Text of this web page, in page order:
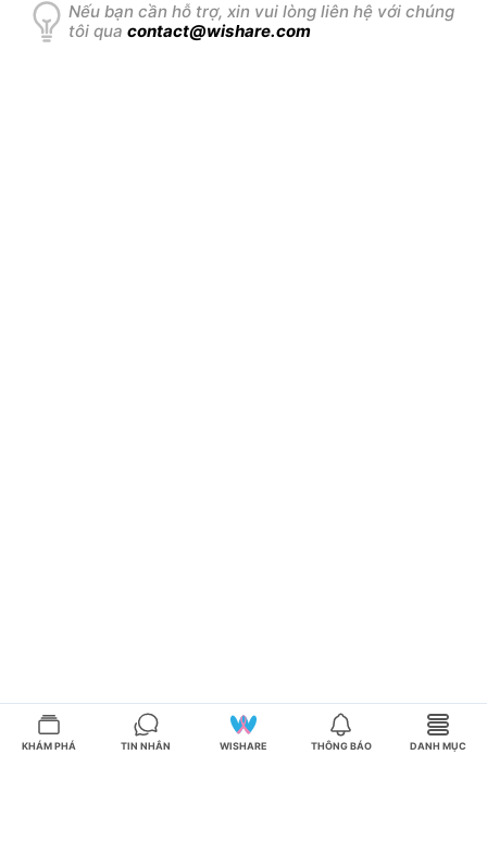
Nếu bạn cần hỗ trợ, xin vui lòng liên hệ với chúng
tôi qua contact@wishare.com
KHÁM PHÁ TIN NHẮN WISHARE THÔNG BÁO DANH MỤC